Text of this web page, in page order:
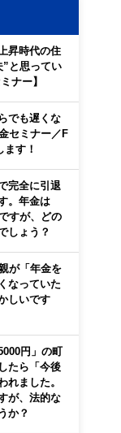
昇時代の住
”と思ってい
ナー】
でも遅くな
セミナー／F
ます！
完全に引退
。年金は
すが、どの
しょう？
が「年金を
なっていた
しいです
円」の町
たら「今後
れました。
が、法的な
か？